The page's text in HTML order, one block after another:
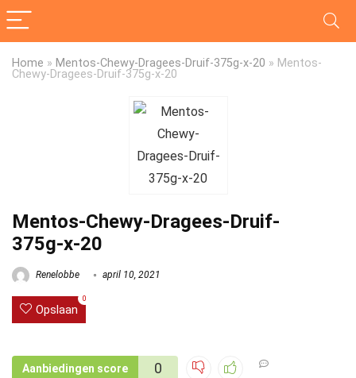
Home » Mentos-Chewy-Dragees-Druif-375g-x-20 » Mentos-
Chewy-Dragees-Druif-375g-x-20
Mentos-Chewy-Dragees-Druif-
375g-x-20
Renelobbe april 10, 2021
Opslaan
0
Aanbiedingen score 0